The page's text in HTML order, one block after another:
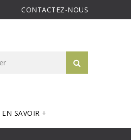
CONTACTEZ-NOUS
EN SAVOIR +